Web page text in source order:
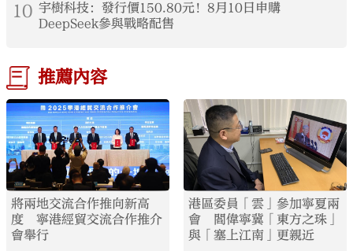
10 宇樹科技：發行價150.80元！8月10日申購
DeepSeek參與戰略配售
推薦內容
將兩地交流合作推向新高
度 寧港經貿交流合作推介
會舉行
港區委員「雲」參加寧夏兩
會 閻偉寧冀「東方之珠」
與「塞上江南」更親近